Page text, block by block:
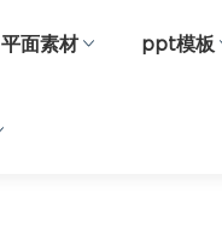
平面素材 ppt模板